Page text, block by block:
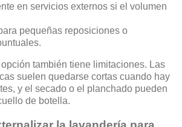
en servicios externos si el volumen
pequeñas reposiciones o
también tiene limitaciones. Las
suelen quedarse cortas cuando hay
y el secado o el planchado pueden
de botella.